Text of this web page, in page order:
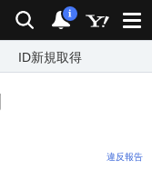
検索 通知
i
ID新規取得
違反報告